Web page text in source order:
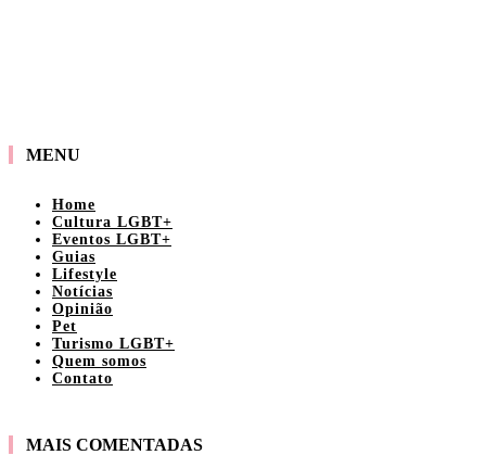
MENU
Home
Cultura LGBT+
Eventos LGBT+
Guias
Lifestyle
Notícias
Opinião
Pet
Turismo LGBT+
Quem somos
Contato
MAIS COMENTADAS